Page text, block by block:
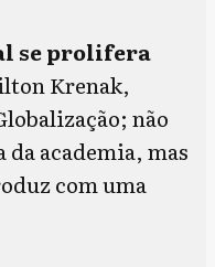
se prolifera
Krenak,
não
da academia, mas
com uma